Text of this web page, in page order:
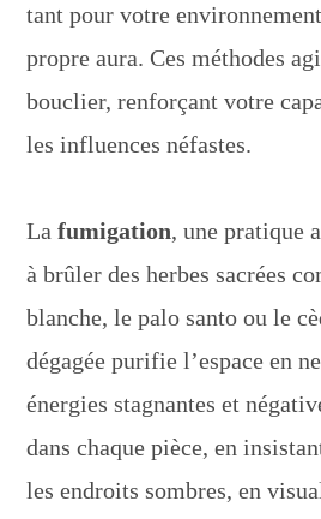
tant pour votre
propre aura. Ces méthodes
bouclier, renforçant votre
les influences néfastes.
Lafumigation, une pratique
à brûler des herbes sacrées
blanche, le palo santo ou le
dégagée purifie l’espace en
énergies stagnantes et
dans chaque pièce, en
les endroits sombres, en